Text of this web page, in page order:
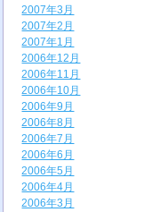
2007年3月
2007年2月
2007年1月
2006年12月
2006年11月
2006年10月
2006年9月
2006年8月
2006年7月
2006年6月
2006年5月
2006年4月
2006年3月